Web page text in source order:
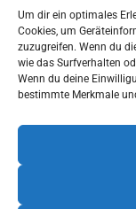
Um dir ein optimales
Cookies, um
zuzugreifen. Wenn du
wie das Surfverhalten
Wenn du deine
bestimmte Merkmale
Diese Internetseite